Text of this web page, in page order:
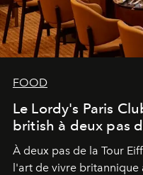
FOOD
Le Lordy's Paris
british à deux pas
À deux pas de la Tour
l'art de vivre britannique